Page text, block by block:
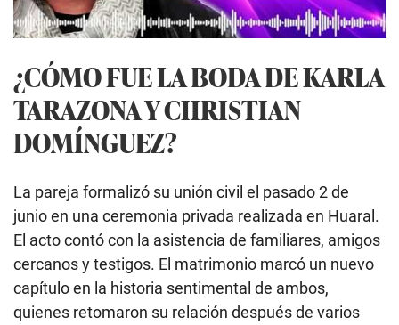
¿CÓMO FUE LA BODA DE KARLA
TARAZONA Y CHRISTIAN
DOMÍNGUEZ?
La pareja formalizó su unión civil el pasado 2 de
junio en una ceremonia privada realizada en Huaral.
El acto contó con la asistencia de familiares, amigos
cercanos y testigos. El matrimonio marcó un nuevo
capítulo en la historia sentimental de ambos,
quienes retomaron su relación después de varios